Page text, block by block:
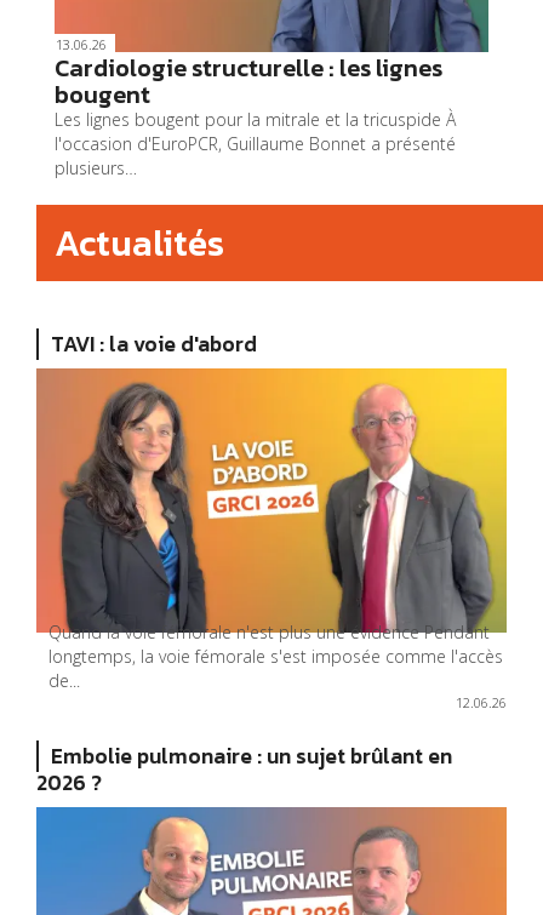
13.06.26
Cardiologie structurelle : les lignes
bougent
Les lignes bougent pour la mitrale et la tricuspide À
l'occasion d'EuroPCR, Guillaume Bonnet a présenté
plusieurs…
Actualités
TAVI : la voie d'abord
Quand la voie fémorale n'est plus une évidence Pendant
longtemps, la voie fémorale s'est imposée comme l'accès
de...
12.06.26
Embolie pulmonaire : un sujet brûlant en
2026 ?